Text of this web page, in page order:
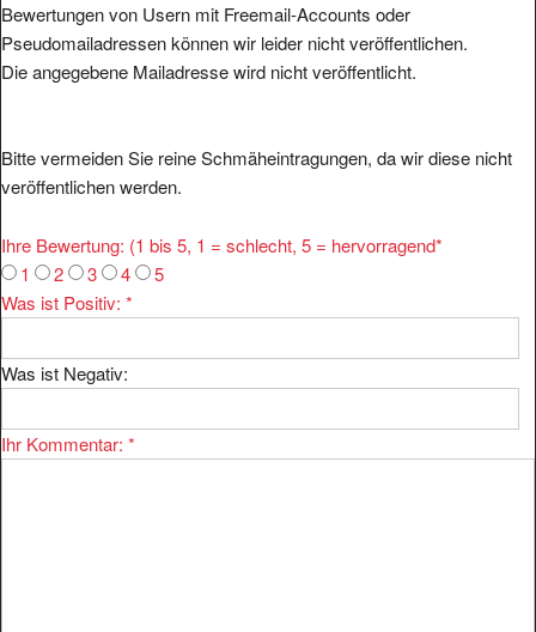
Bewertungen von Usern mit Freemail-Accounts oder
Pseudomailadressen können wir leider nicht veröffentlichen.
Die angegebene Mailadresse wird nicht veröffentlicht.
Bitte vermeiden Sie reine Schmäheintragungen, da wir diese nicht
veröffentlichen werden.
Ihre Bewertung: (1 bis 5, 1 = schlecht, 5 = hervorragend*
1
2 3 4
5
Was ist Positiv: *
Was ist Negativ:
Ihr Kommentar: *